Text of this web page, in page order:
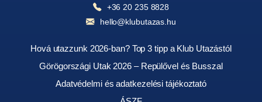
+36 20 235 8828
hello@klubutazas.hu
Hová utazzunk 2026-ban? Top 3 tipp a Klub Utazástól
Görögországi Utak 2026 – Repülővel és Busszal
Adatvédelmi és adatkezelési tájékoztató